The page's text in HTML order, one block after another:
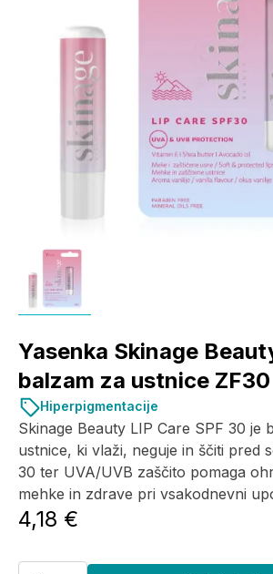
Yasenka Skinage
balzam za ustnice
Skinage Beauty LIP Care SPF 30 je
ustnice, ki vlaži, neguje in ščiti pred
30 ter UVA/UVB zaščito pomaga
mehke in zdrave pri vsakodnevni
4,18 €
Hiperpigmentacije